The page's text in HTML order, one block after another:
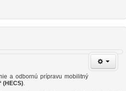
a odbornú prípravu mobilitný
(HECS).